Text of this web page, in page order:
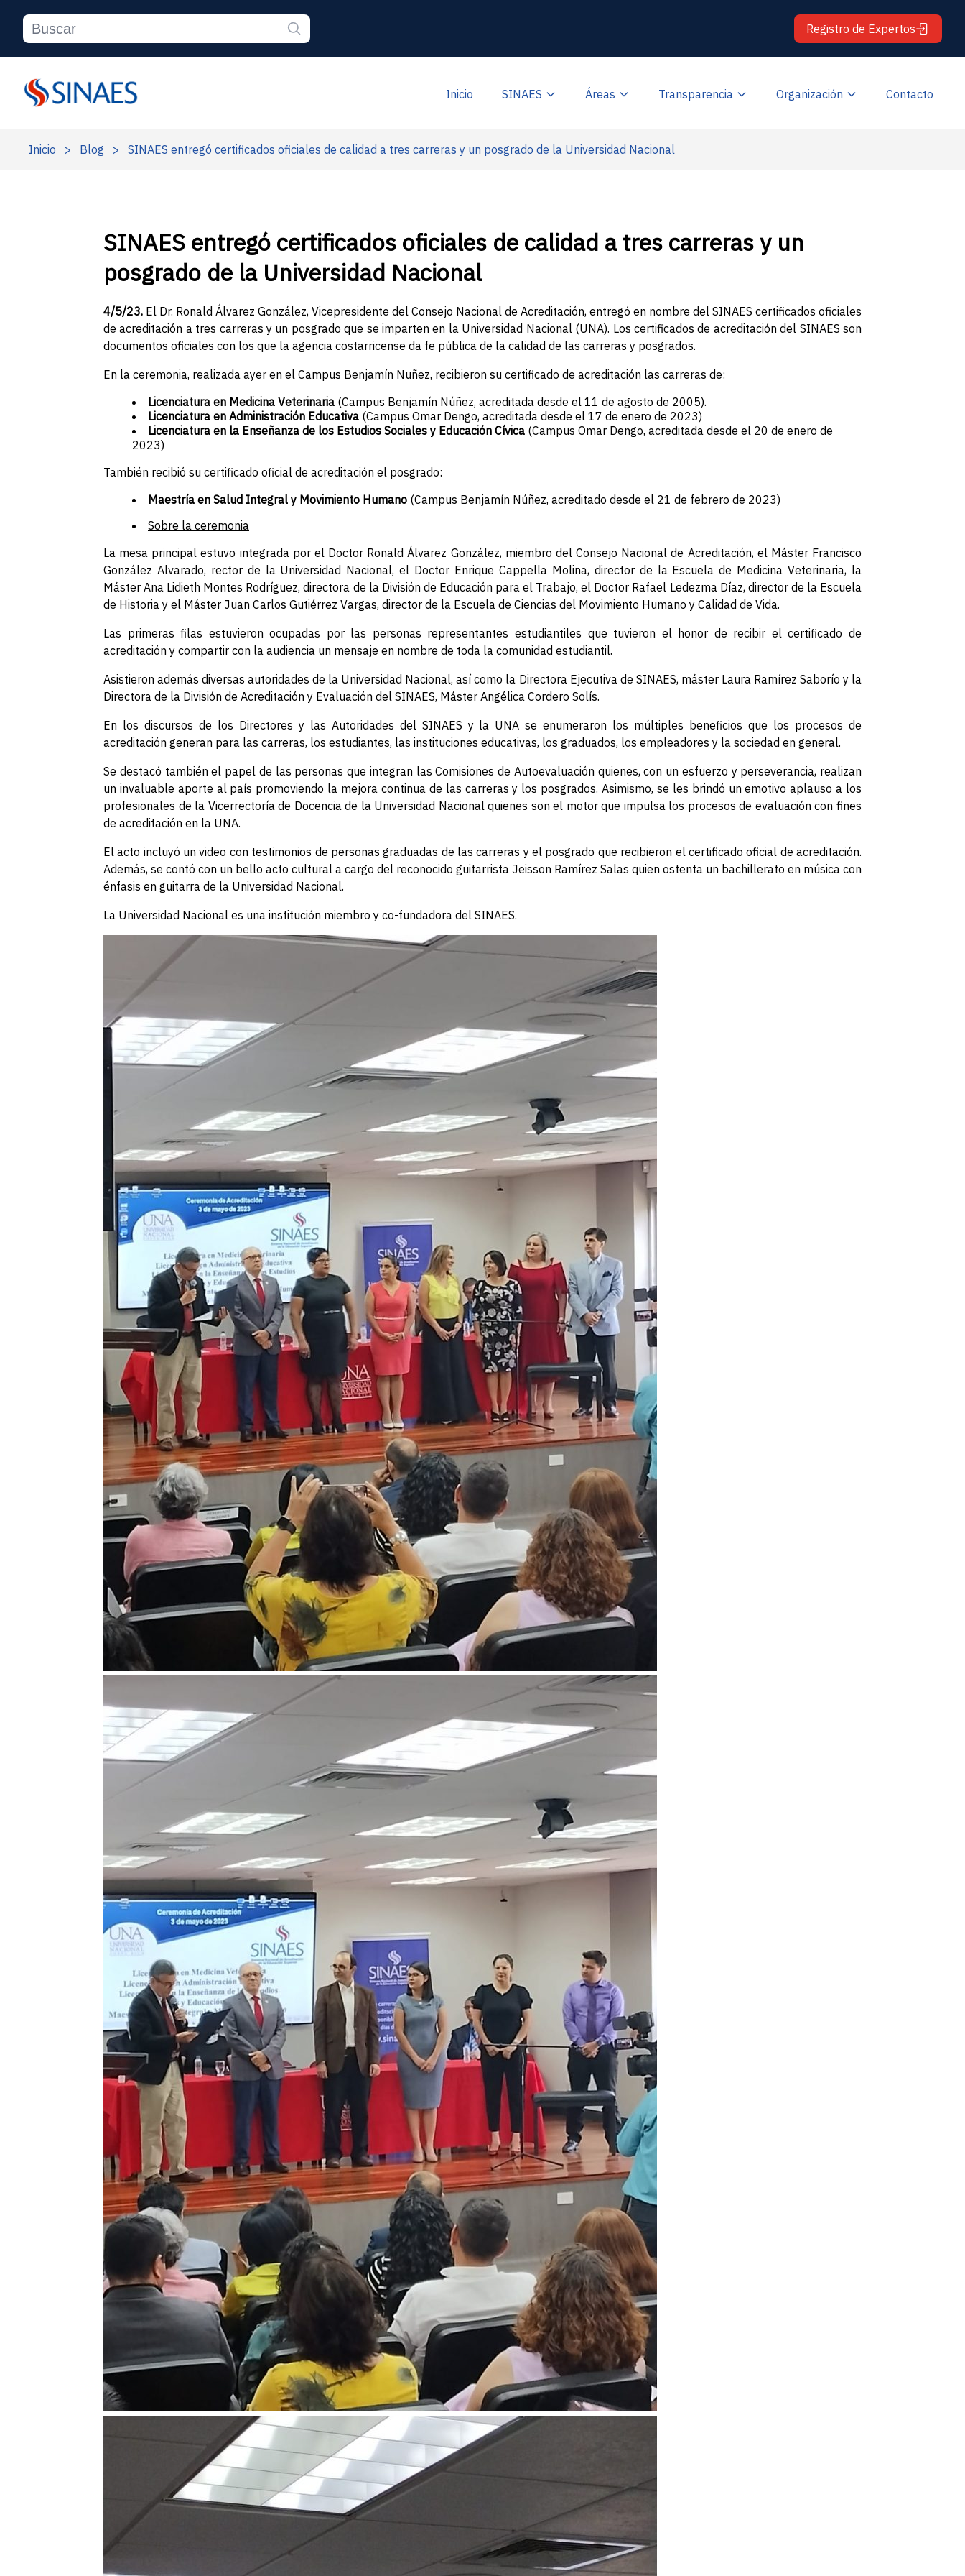
Registro de Expertos
Inicio SINAES Áreas Transparencia Organización Contacto
Inicio > Blog > SINAES entregó certificados oficiales de calidad a tres carreras y un posgrado de la Universidad Nacional
SINAES entregó certificados oficiales de calidad a tres carreras y un
posgrado de la Universidad Nacional
4/5/23. El Dr. Ronald Álvarez González, Vicepresidente del Consejo Nacional de Acreditación, entregó en nombre del SINAES certificados oficiales
de acreditación a tres carreras y un posgrado que se imparten en la Universidad Nacional (UNA). Los certificados de acreditación del SINAES son
documentos oficiales con los que la agencia costarricense da fe pública de la calidad de las carreras y posgrados.
En la ceremonia, realizada ayer en el Campus Benjamín Nuñez, recibieron su certificado de acreditación las carreras de:
Licenciatura en Medicina Veterinaria (Campus Benjamín Núñez, acreditada desde el 11 de agosto de 2005).
Licenciatura en Administración Educativa (Campus Omar Dengo, acreditada desde el 17 de enero de 2023)
Licenciatura en la Enseñanza de los Estudios Sociales y Educación Cívica (Campus Omar Dengo, acreditada desde el 20 de enero de
2023)
También recibió su certificado oficial de acreditación el posgrado:
Maestría en Salud Integral y Movimiento Humano (Campus Benjamín Núñez, acreditado desde el 21 de febrero de 2023)
Sobre la ceremonia
La mesa principal estuvo integrada por el Doctor Ronald Álvarez González, miembro del Consejo Nacional de Acreditación, el Máster Francisco
González Alvarado, rector de la Universidad Nacional, el Doctor Enrique Cappella Molina, director de la Escuela de Medicina Veterinaria, la
Máster Ana Lidieth Montes Rodríguez, directora de la División de Educación para el Trabajo, el Doctor Rafael Ledezma Díaz, director de la Escuela
de Historia y el Máster Juan Carlos Gutiérrez Vargas, director de la Escuela de Ciencias del Movimiento Humano y Calidad de Vida.
Las primeras filas estuvieron ocupadas por las personas representantes estudiantiles que tuvieron el honor de recibir el certificado de
acreditación y compartir con la audiencia un mensaje en nombre de toda la comunidad estudiantil.
Asistieron además diversas autoridades de la Universidad Nacional, así como la Directora Ejecutiva de SINAES, máster Laura Ramírez Saborío y la
Directora de la División de Acreditación y Evaluación del SINAES, Máster Angélica Cordero Solís.
En los discursos de los Directores y las Autoridades del SINAES y la UNA se enumeraron los múltiples beneficios que los procesos de
acreditación generan para las carreras, los estudiantes, las instituciones educativas, los graduados, los empleadores y la sociedad en general.
Se destacó también el papel de las personas que integran las Comisiones de Autoevaluación quienes, con un esfuerzo y perseverancia, realizan
un invaluable aporte al país promoviendo la mejora continua de las carreras y los posgrados. Asimismo, se les brindó un emotivo aplauso a los
profesionales de la Vicerrectoría de Docencia de la Universidad Nacional quienes son el motor que impulsa los procesos de evaluación con fines
de acreditación en la UNA.
El acto incluyó un video con testimonios de personas graduadas de las carreras y el posgrado que recibieron el certificado oficial de acreditación.
Además, se contó con un bello acto cultural a cargo del reconocido guitarrista Jeisson Ramírez Salas quien ostenta un bachillerato en música con
énfasis en guitarra de la Universidad Nacional.
La Universidad Nacional es una institución miembro y co-fundadora del SINAES.